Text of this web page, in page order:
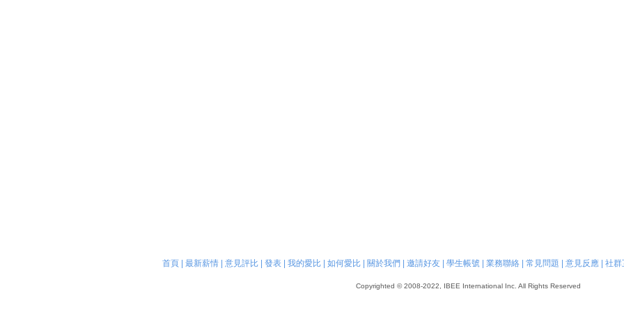
首頁| 最新薪情| 意見評比| 發表| 我的愛比| 如何愛比| 關於我們 邀請好友| 學生帳號| 業務聯絡| 常見問題 意見反應| 社群
Copyrighted © 2008-2022, IBEE International Inc. All Rights Reserved